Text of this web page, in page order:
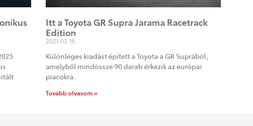
Itt a Toyota GR Supra Jarama Racetrack
Edition
2021.03.16.
Különleges kiadást épített a Toyota a GR Suprából,
amelyből mindössze 90 darab érkezik az európai
piacokra.
Tovább olvasom »